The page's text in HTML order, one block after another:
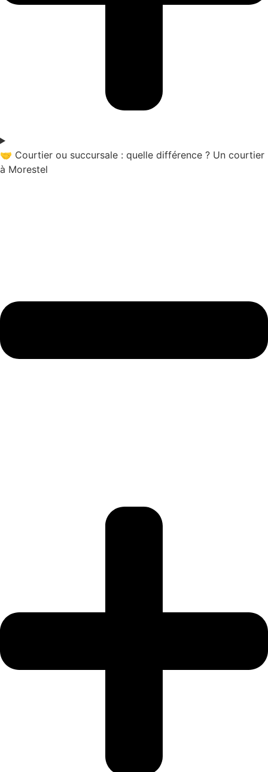
🤝 Courtier ou succursale : quelle différence ? Un courtier
à Morestel